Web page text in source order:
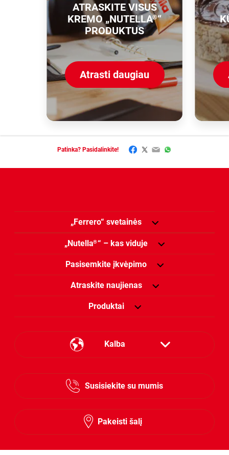
ATRASKITE VISUS
KREMO „NUTELLA®“
PRODUKTUS
Atrasti daugiau
Patinka? Pasidalinkite! Facebook
Twitter
EmailWhatsApp
„Ferrero“ svetainės
„Nutella®“ – kas viduje
Pasisemkite įkvėpimo
Atraskite naujienas
Produktai
Kalba
Estonian
Latvian
Susisiekite su mumis
Pakeisti šalį